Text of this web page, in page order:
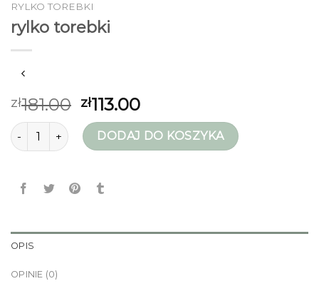
RYLKO TOREBKI
rylko torebki
zł181.00 zł113.00
ilość rylko torebkiDODAJ DO KOSZYKA
OPIS
OPINIE (0)